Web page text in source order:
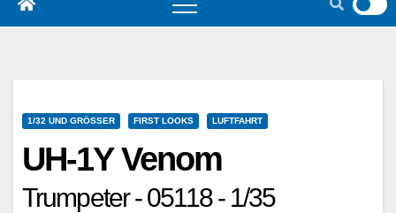
1/32 UND GRÖSSER FIRST LOOKS LUFTFAHRT
UH-1Y Venom
Trumpeter - 05118 - 1/35